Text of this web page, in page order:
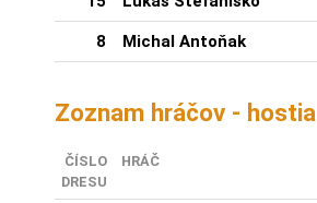
8 Michal Antoňak
Zoznam hráčov - hostia
ČÍSLO
DRESU
HRÁČ